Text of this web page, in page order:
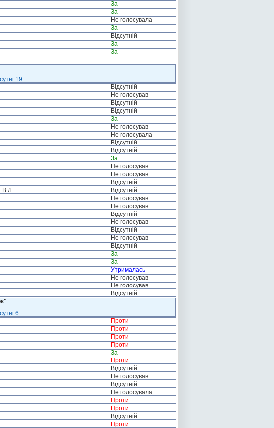
За
За
Не голосувала
За
Відсутній
За
За
Відсутній
Не голосував
Відсутній
Відсутній
За
Не голосував
Не голосувала
Відсутній
Відсутній
За
Не голосував
Не голосував
Відсутній
В.Л.
Відсутній
Не голосував
Не голосував
Відсутній
Не голосував
Відсутній
Не голосував
Відсутній
За
За
Утрималась
Не голосував
Не голосував
Відсутній
Проти
Проти
Проти
Проти
За
Проти
Відсутній
Не голосував
Відсутній
Не голосувала
Проти
Проти
Відсутній
Проти